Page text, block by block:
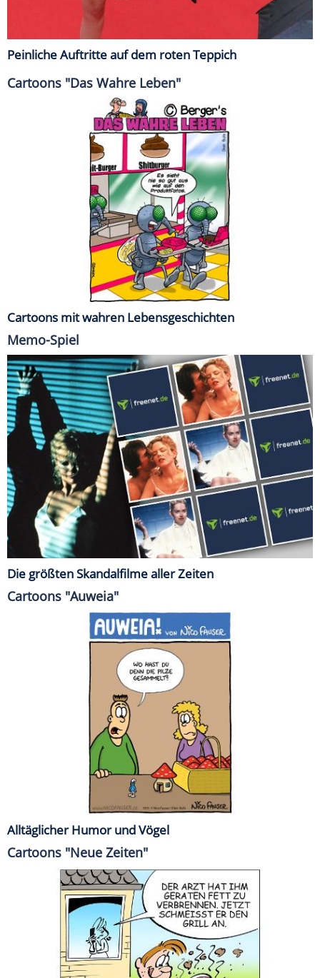
Peinliche Auftritte auf dem roten Teppich
Cartoons "Das Wahre Leben"
Cartoons mit wahren Lebensgeschichten
Memo-Spiel
Die größten Skandalfilme aller Zeiten
Cartoons "Auweia"
Alltäglicher Humor und Vögel
Cartoons "Neue Zeiten"